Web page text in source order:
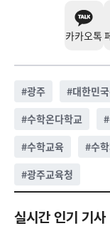
카카오톡
#광주 #대한민
#수학온다학교 #
#수학교육 #수
#광주교육청
실시간 인기 기사